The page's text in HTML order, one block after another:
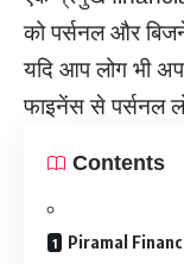
को पर्सनल और
यदि आप लोग भी
फाइनेंस से पर्सनल
Contents
Piramal